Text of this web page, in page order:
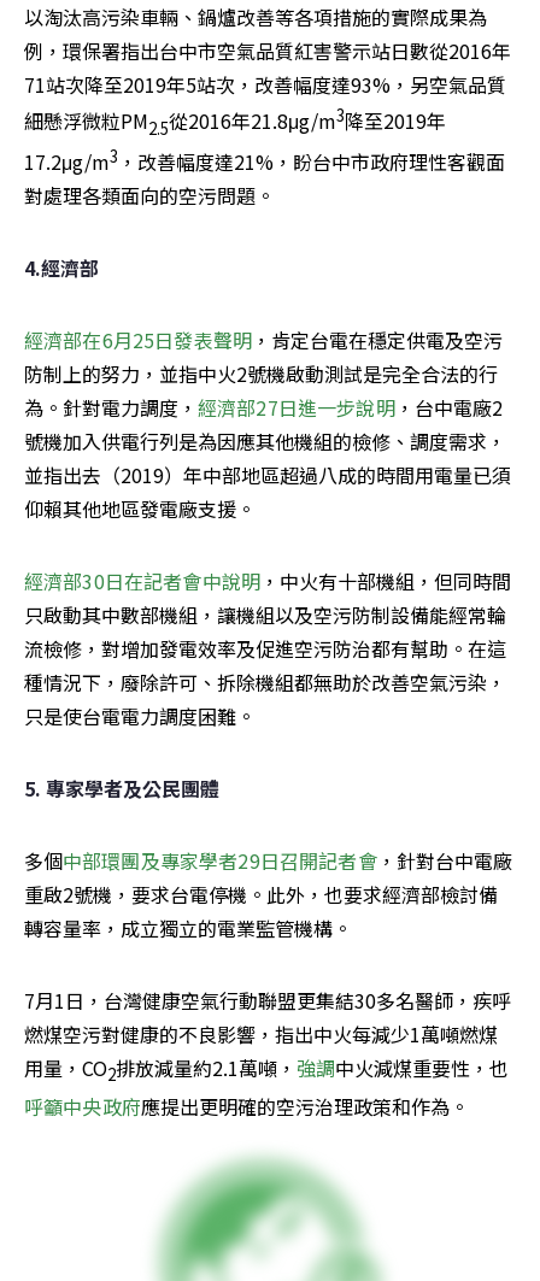
以淘汰高污染車輛、鍋爐改善等各項措施的實際成果為
例，環保署指出台中市空氣品質紅害警示站日數從2016年
71站次降至2019年5站次，改善幅度達93%，另空氣品質
細懸浮微粒PM2.5從2016年21.8μg/m3降至2019年
17.2μg/m3 ，改善幅度達21%，盼台中市政府理性客觀面
對處理各類面向的空污問題。
4.經濟部
經濟部在6月25日發表聲明 ，肯定台電在穩定供電及空污
防制上的努力，並指中火2號機啟動測試是完全合法的行
為。針對電力調度， 經濟部27日進一步說明，台中電廠2
號機加入供電行列是為因應其他機組的檢修、調度需求，
並指出去（2019）年中部地區超過八成的時間用電量已須
仰賴其他地區發電廠支援。
經濟部30日在記者會中說明 ，中火有十部機組，但同時間
只啟動其中數部機組，讓機組以及空污防制設備能經常輪
流檢修，對增加發電效率及促進空污防治都有幫助。在這
種情況下，廢除許可、拆除機組都無助於改善空氣污染，
只是使台電電力調度困難。
5. 專家學者及公民團體
多個中部環團及專家學者29日召開記者會，針對台中電廠
重啟2號機，要求台電停機。此外，也要求經濟部檢討備
轉容量率，成立獨立的電業監管機構。
7月1日，台灣健康空氣行動聯盟更集結30多名醫師，疾呼
燃煤空污對健康的不良影響，指出中火每減少1萬噸燃煤
用量，CO2排放減量約2.1萬噸， 強調中火減煤重要性，也
呼籲中央政府應提出更明確的空污治理政策和作為。